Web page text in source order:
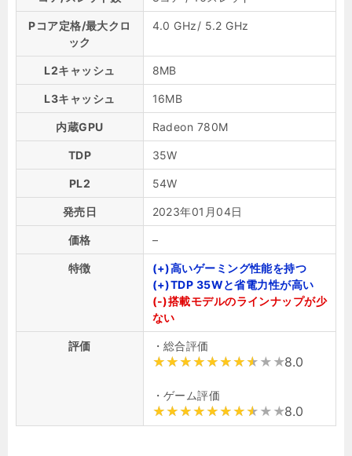
Pコア定格/最大クロ
ック
4.0 GHz/ 5.2 GHz
L2キャッシュ 8MB
L3キャッシュ 16MB
内蔵GPU Radeon 780M
TDP 35W
PL2 54W
発売日 2023年01月04日
価格 –
特徴
(+)高いゲーミング性能を持つ
(+)TDP 35Wと省電力性が高い
(-)搭載モデルのラインナップが少
ない
評価 ・総合評価
8.0
・ゲーム評価
8.0